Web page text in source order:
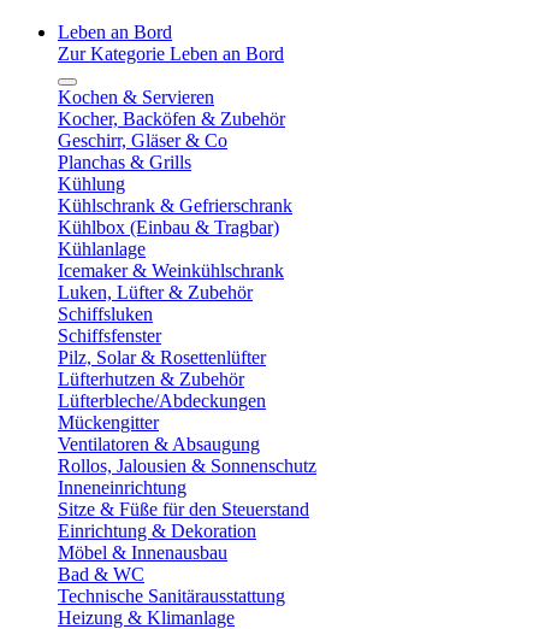
Leben an Bord
Zur Kategorie Leben an Bord
Kochen & Servieren
Kocher, Backöfen & Zubehör
Geschirr, Gläser & Co
Planchas & Grills
Kühlung
Kühlschrank & Gefrierschrank
Kühlbox (Einbau & Tragbar)
Kühlanlage
Icemaker & Weinkühlschrank
Luken, Lüfter & Zubehör
Schiffsluken
Schiffsfenster
Pilz, Solar & Rosettenlüfter
Lüfterhutzen & Zubehör
Lüfterbleche/Abdeckungen
Mückengitter
Ventilatoren & Absaugung
Rollos, Jalousien & Sonnenschutz
Inneneinrichtung
Sitze & Füße für den Steuerstand
Einrichtung & Dekoration
Möbel & Innenausbau
Bad & WC
Technische Sanitärausstattung
Heizung & Klimanlage